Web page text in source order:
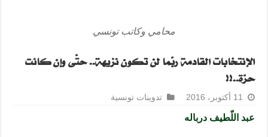
محامي وكاتب تونسي
الإنتخابات القادمة ربّما لن تكون نزيهة.. حتّى وإن كانت
حرّة..!!
11 أكتوبر، 2016 تدوينات تونسية
عبد اللّطيف درباله